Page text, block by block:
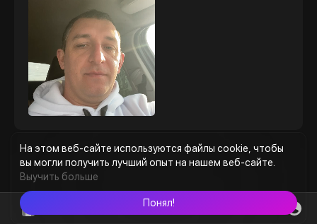
На этом веб-сайте используются файлы cookie, чтобы
вы могли получить лучший опыт на нашем веб-сайте.
Выучить больше
Понял!